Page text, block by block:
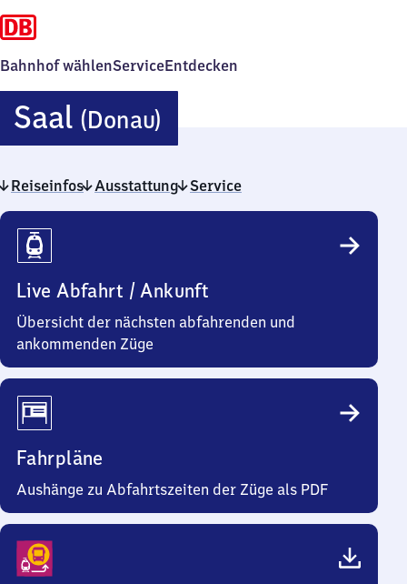
Bahnhof wählenServiceEntdecken
Saal (Donau)
(Donau)
Reiseinfos Ausstattung Service
Reiseinfos
Live Abfahrt / Ankunft
Übersicht der nächsten abfahrenden und
ankommenden Züge
Fahrpläne
Aushänge zu Abfahrtszeiten der Züge als PDF